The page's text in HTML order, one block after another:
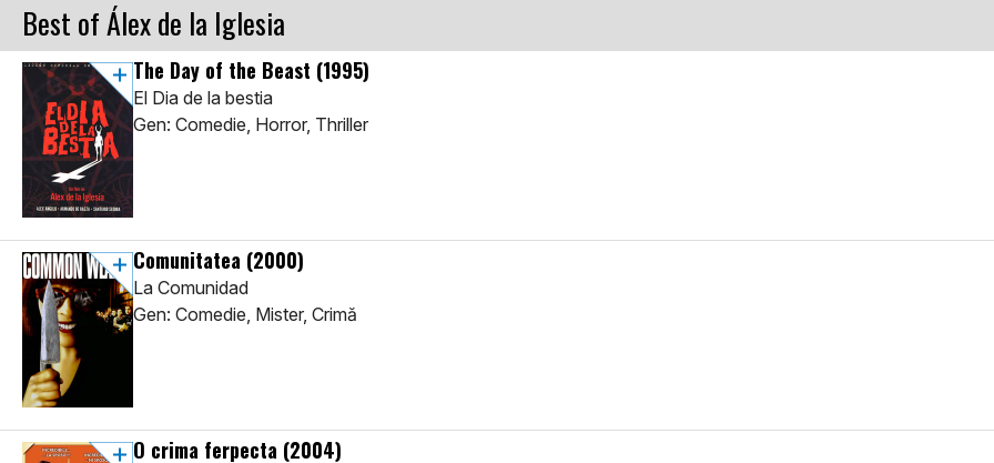
Best of Álex de la Iglesia
The Day of the Beast (1995)
El Dia de la bestia
Gen: Comedie, Horror, Thriller
Comunitatea (2000)
La Comunidad
Gen: Comedie, Mister, Crimă
O crima ferpecta (2004)